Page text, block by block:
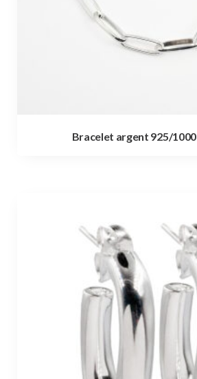
Bracelet argent 925/1000